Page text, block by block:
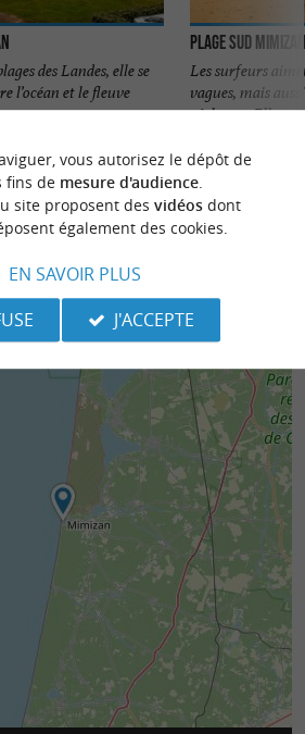
des Landes, elle se
l’océan et le fleuve
Plage Sud Mimizan
Les surfeurs
vagues, mais
pêcheurs. Elle se ...
9 m -
vous autorisez le dépôt de
fins de mesure d'audience.
site proposent des vidéosdont
également des cookies.
EN SAVOIR PLUS
J'ACCEPTE